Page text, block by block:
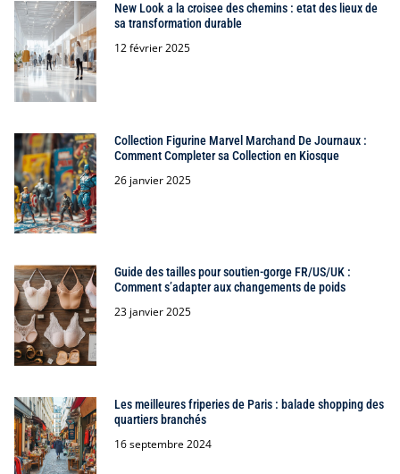
New Look a la croisee des chemins : etat des lieux de
sa transformation durable
12 février 2025
Collection Figurine Marvel Marchand De Journaux :
Comment Completer sa Collection en Kiosque
26 janvier 2025
Guide des tailles pour soutien-gorge FR/US/UK :
Comment s’adapter aux changements de poids
23 janvier 2025
Les meilleures friperies de Paris : balade shopping des
quartiers branchés
16 septembre 2024